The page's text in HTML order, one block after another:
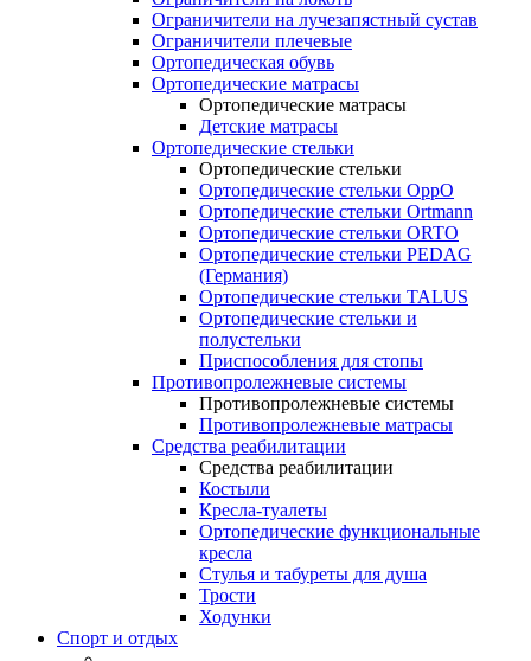
Ограничители на лучезапястный сустав
Ограничители плечевые
Ортопедическая обувь
Ортопедические матрасы
Ортопедические матрасы
Детские матрасы
Ортопедические стельки
Ортопедические стельки
Ортопедические стельки OppO
Ортопедические стельки Ortmann
Ортопедические стельки ORTO
Ортопедические стельки PEDAG
(Германия)
Ортопедические стельки TALUS
Ортопедические стельки и
полустельки
Приспособления для стопы
Противопролежневые системы
Противопролежневые системы
Противопролежневые матрасы
Средства реабилитации
Средства реабилитации
Костыли
Кресла-туалеты
Ортопедические функциональные
кресла
Стулья и табуреты для душа
Трости
Ходунки
Спорт и отдых